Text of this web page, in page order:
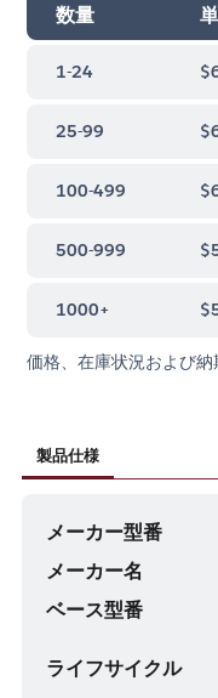
数量
1-24
25-99
100-499
500-999
1000+
価格、在庫状況および
製品仕様
メーカー型番
メーカー名
ベース型番
ライフサイクル